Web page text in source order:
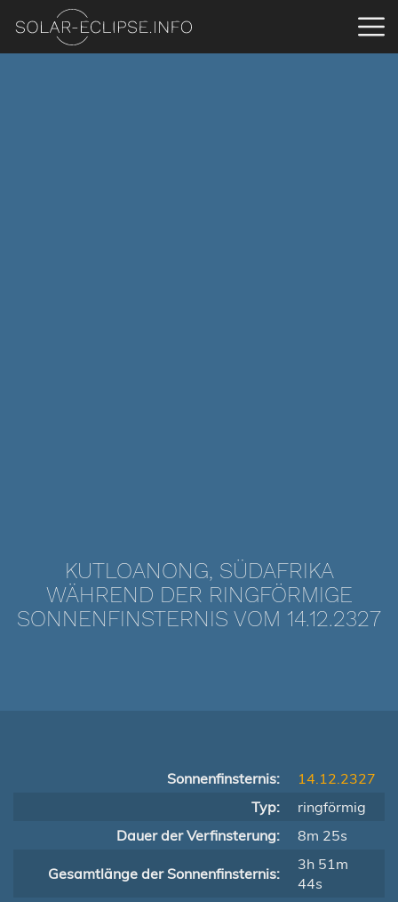
KUTLOANONG, SÜDAFRIKA
WÄHREND DER RINGFÖRMIGE
SONNENFINSTERNIS VOM 14.12.2327
Sonnenfinsternis:
14.12.2327
Typ:
ringförmig
Dauer der Verfinsterung:
8m 25s
Gesamtlänge der Sonnenfinsternis:
3h 51m
44s